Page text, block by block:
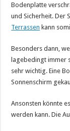
Bodenplatte
und Sicherheit. Der
Terrassen kann
Besonders dann,
lagebedingt immer
sehr wichtig. Eine
Sonnenschirm
Ansonsten könnte
werden kann. Die